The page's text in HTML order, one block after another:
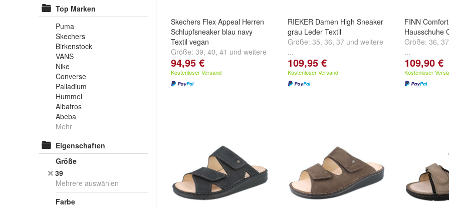
Top Marken
Puma
Skechers
Birkenstock
VANS
Nike
Converse
Palladium
Hummel
Albatros
Abeba
Mehr
Eigenschaften
Größe
39
Mehrere auswählen
Farbe
Skechers Flex Appeal Herren
Schlupfsneaker blau navy
Textil vegan
Größe: 39, 40, 41 und weitere
...
94,95 €
Kostenloser Versand
RIEKER Damen High Sneaker
grau Leder Textil
Größe: 35, 36, 37 und weitere
...
109,95 €
Kostenloser Versand
FINN
Hausschuhe
Größe: 36, 37
...
109,90 €
Kostenloser